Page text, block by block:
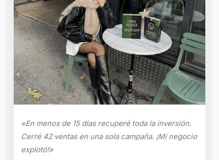
«En menos de 15 días recuperé toda la inversión.
Cerré 42 ventas en una sola campaña. ¡Mi negocio
explotó!»